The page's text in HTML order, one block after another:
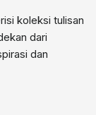
koleksi tulisan
dari
dan